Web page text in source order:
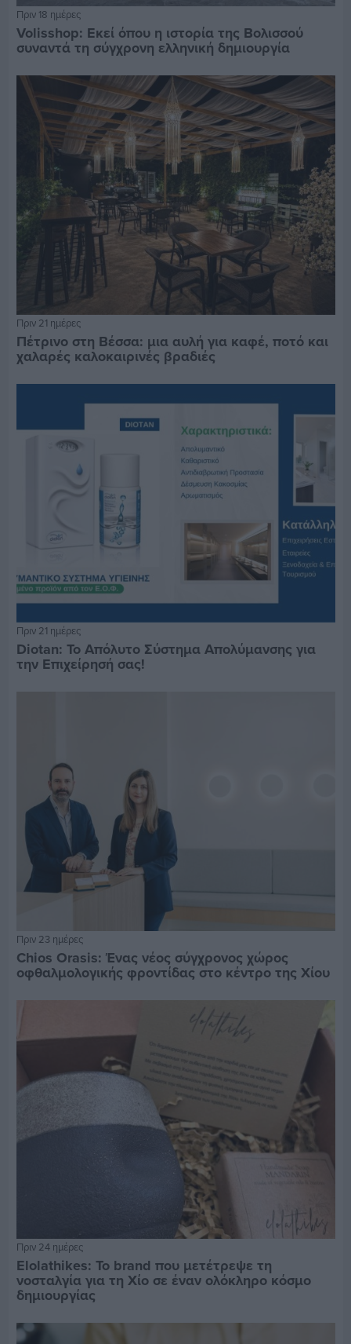
Πριν 18 ημέρες
Volisshop: Εκεί όπου η ιστορία της Βολισσού
συναντά τη σύγχρονη ελληνική δημιουργία
Πριν 21 ημέρες
Πέτρινο στη Βέσσα: μια αυλή για καφέ, ποτό και
χαλαρές καλοκαιρινές βραδιές
Πριν 21 ημέρες
Diotan: Το Απόλυτο Σύστημα Απολύμανσης για
την Επιχείρησή σας!
Πριν 23 ημέρες
Chios Orasis: Ένας νέος σύγχρονος χώρος
οφθαλμολογικής φροντίδας στο κέντρο της Χίου
Πριν 24 ημέρες
Elolathikes: Το brand που μετέτρεψε τη
νοσταλγία για τη Χίο σε έναν ολόκληρο κόσμο
δημιουργίας